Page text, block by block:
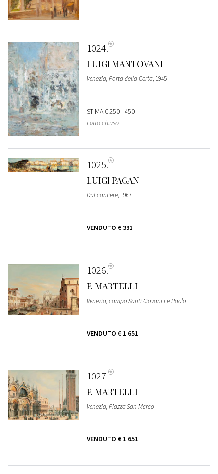
1024
LUIGI MANTOVANI
Venezia, Porta della Carta, 1945
STIMA€ 250 - 450
Lotto chiuso
1025
LUIGI PAGAN
Dal cantiere, 1967
VENDUTO € 381
1026
P. MARTELLI
Venezia, campo Santi Giovanni e Paolo
VENDUTO € 1.651
1027
P. MARTELLI
Venezia, Piazza San Marco
VENDUTO € 1.651